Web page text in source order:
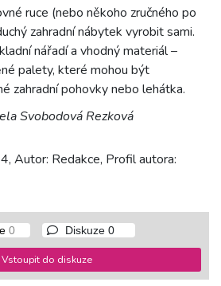
ruce (nebo někoho zručného po
zahradní nábytek vyrobit sami.
nářadí a vhodný materiál –
palety, které mohou být
zahradní pohovky nebo lehátka.
Svobodová Rezková
Autor: Redakce, Profil autora:
Diskuze 0
Vstoupit do diskuze